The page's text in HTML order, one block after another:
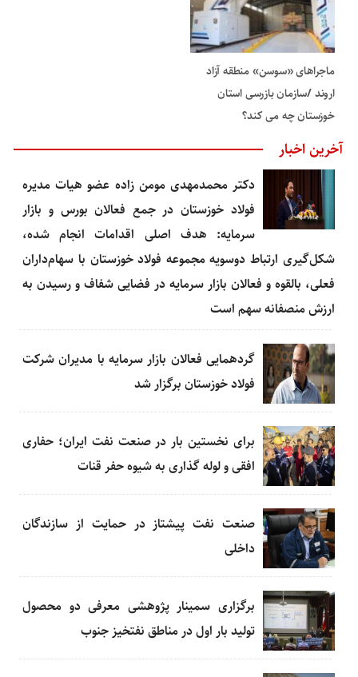
ماجراهای «سوسن» منطقه آزاد
اروند /سازمان بازرسی استان
خوزستان چه می کند؟
آخرین اخبار
دکتر محمدمهدی مومن زاده عضو هیات مدیره
فولاد خوزستان در جمع فعالان بورس و بازار
سرمایه: هدف اصلی اقدامات انجام شده،
شکل‌گیری ارتباط دوسویه مجموعه فولاد خوزستان با سهام‌داران
فعلی، بالقوه و فعالان بازار سرمایه در فضایی شفاف و رسیدن به
ارزش منصفانه سهم است
گردهمایی فعالان بازار سرمایه با مدیران شرکت
فولاد خوزستان برگزار شد
برای نخستین بار در صنعت نفت ایران؛ حفاری
افقی و لوله گذاری به شیوه حفر قنات
صنعت نفت پیشتاز در حمایت از سازندگان
داخلی
برگزاری سمینار پژوهشی معرفی دو محصول
تولید بار اول در مناطق نفتخیز جنوب